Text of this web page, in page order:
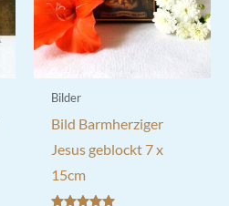
Bilder
Bild Barmherziger
Jesus geblockt 7 x
15cm